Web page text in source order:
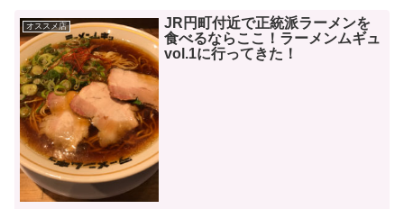
オススメ店
JR円町付近で正統派ラーメンを
食べるならここ！ラーメンムギュ
vol.1に行ってきた！